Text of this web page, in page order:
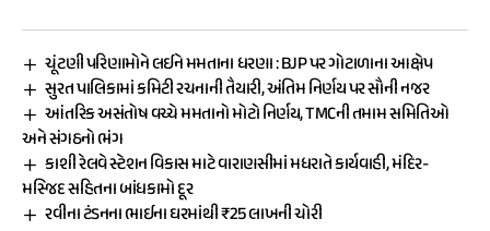
ચૂંટણી પરિણામોને લઈને મમતાના ધરણા : BJP પર ગોટાળાના આક્ષેપ
સુરત પાલિકામાં કમિટી રચનાની તૈયારી, અંતિમ નિર્ણય પર સૌની નજર
આંતરિક અસંતોષ વચ્ચે મમતાનો મોટો નિર્ણય, TMCની તમામ સમિતિઓ
અને સંગઠનો ભંગ
કાશી રેલવે સ્ટેશન વિકાસ માટે વારાણસીમાં મધરાતે કાર્યવાહી, મંદિર-
મસ્જિદ સહિતના બાંધકામો દૂર
રવીના ટંડનના ભાઈના ઘરમાંથી ₹25 લાખની ચોરી